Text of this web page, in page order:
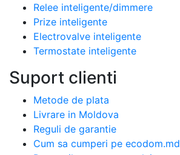
Relee inteligente/dimmere
Prize inteligente
Electrovalve inteligente
Termostate inteligente
Suport clienti
Metode de plata
Livrare in Moldova
Reguli de garantie
Cum sa cumperi pe ecodom.md